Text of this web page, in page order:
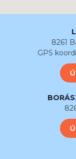
8261
GPS